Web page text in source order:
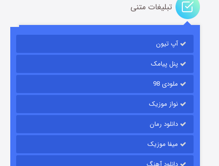
باب اسفنجی فصل ۱۷
قسمت۶ (زیرنویس) منتشر شد
تبلیغات متنی
آپ تیون
پنل پیامک
ملودی 98
نواز موزیک
دانلود رمان
میفا موزیک